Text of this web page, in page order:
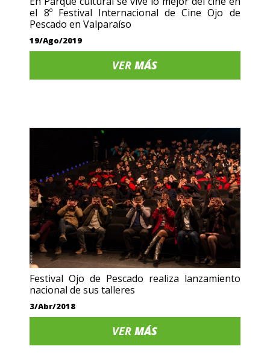
el 8º Festival Internacional de Cine Ojo de
Pescado en Valparaíso
19/Ago/2019
VERMÁS
Festival Ojo de Pescado realiza lanzamiento
nacional de sus talleres
3/Abr/2018
VERMÁS